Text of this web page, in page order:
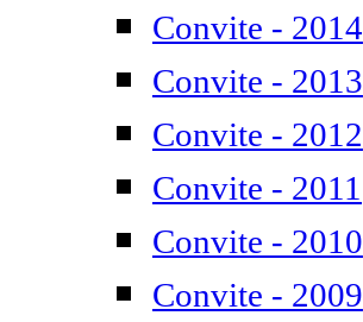
Convite - 2014
Convite - 2013
Convite - 2012
Convite - 2011
Convite - 2010
Convite - 2009